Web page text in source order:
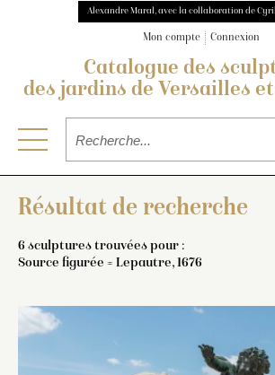
Alexandre Maral, avec la collaboration de
Mon compte Connexion
Catalogue des
des jardins de Versailles
Résultat de recherche
6 sculptures trouvées pour :
Source figurée = Lepautre, 1676